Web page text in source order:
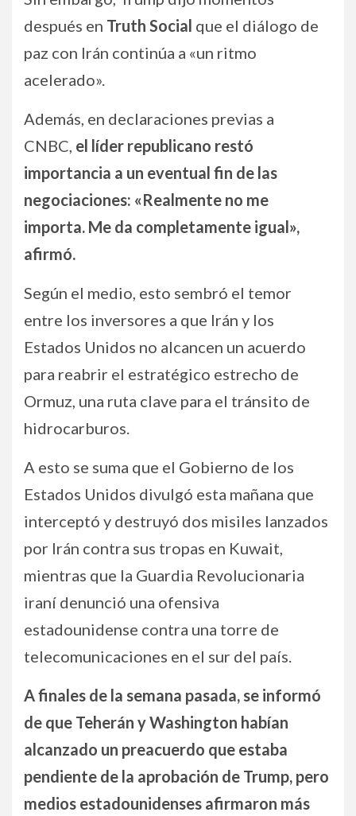
después en Truth Social que el diálogo de
paz con Irán continúa a «un ritmo
acelerado».
Además, en declaraciones previas a
CNBC, el líder republicano restó
importancia a un eventual fin de las
negociaciones: «Realmente no me
importa. Me da completamente igual»,
afirmó.
Según el medio, esto sembró el temor
entre los inversores a que Irán y los
Estados Unidos no alcancen un acuerdo
para reabrir el estratégico estrecho de
Ormuz, una ruta clave para el tránsito de
hidrocarburos.
A esto se suma que el Gobierno de los
Estados Unidos divulgó esta mañana que
interceptó y destruyó dos misiles lanzados
por Irán contra sus tropas en Kuwait,
mientras que la Guardia Revolucionaria
iraní denunció una ofensiva
estadounidense contra una torre de
telecomunicaciones en el sur del país.
A finales de la semana pasada, se informó
de que Teherán y Washington habían
alcanzado un preacuerdo que estaba
pendiente de la aprobación de Trump, pero
medios estadounidenses afirmaron más